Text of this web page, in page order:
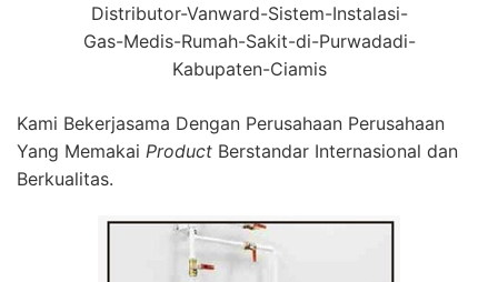
Distributor-Vanward-Sistem-Instalasi-
Gas-Medis-Rumah-Sakit-di-Purwadadi-
Kabupaten-Ciamis
Kami Bekerjasama Dengan Perusahaan Perusahaan
Yang Memakai Product Berstandar Internasional dan
Berkualitas.